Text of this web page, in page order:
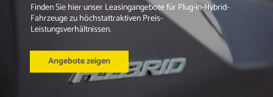
Finden Sie hier unser Leasingangebote für Plug-in-Hybrid-
Fahrzeuge zu höchstattraktiven Preis-
Leistungsverhältnissen.
Angebote zeigen